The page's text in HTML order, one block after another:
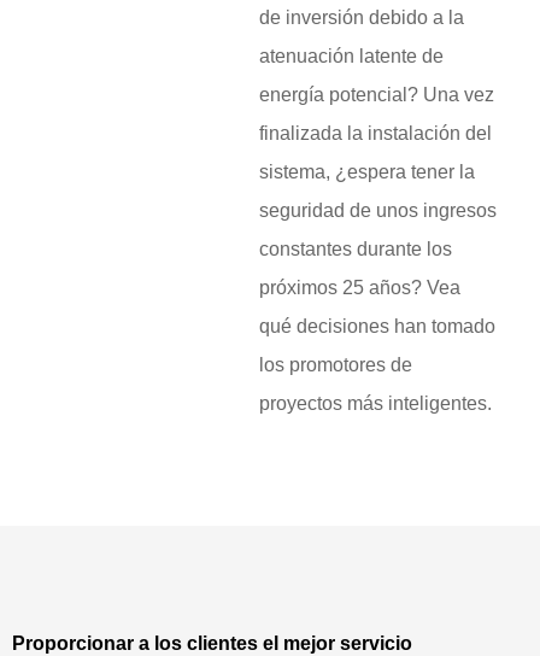
de inversión debido a la
atenuación latente de
energía potencial? Una vez
finalizada la instalación del
sistema, ¿espera tener la
seguridad de unos ingresos
constantes durante los
próximos 25 años? Vea
qué decisiones han tomado
los promotores de
proyectos más inteligentes.
Proporcionar a los clientes el mejor servicio